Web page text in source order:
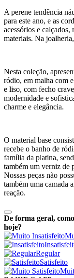
A perene tendência
para este ano, e as
acessórios e
materiais. Na
Nesta coleção,
ródio, em malha com
e liso, com fecho
modernidade e
charme e elegância.
O material base
recebe o banho de
família da platina,
também um verniz de
Nossas peças não
também uma camada
reação.
De forma geral,
hoje?
Regular
Satisfeito